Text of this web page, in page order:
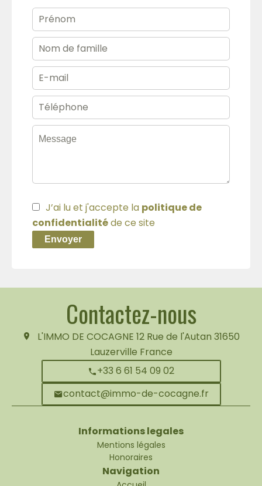
J’ai lu et j'accepte la politique de
confidentialitéde ce site
Envoyer
Contactez-nous
L'IMMO DE COCAGNE 12 Rue de l'Autan 31650
Lauzerville France
+33 6 61 54 09 02
contact@immo-de-cocagne.fr
Informations legales
Mentions légales
Honoraires
Navigation